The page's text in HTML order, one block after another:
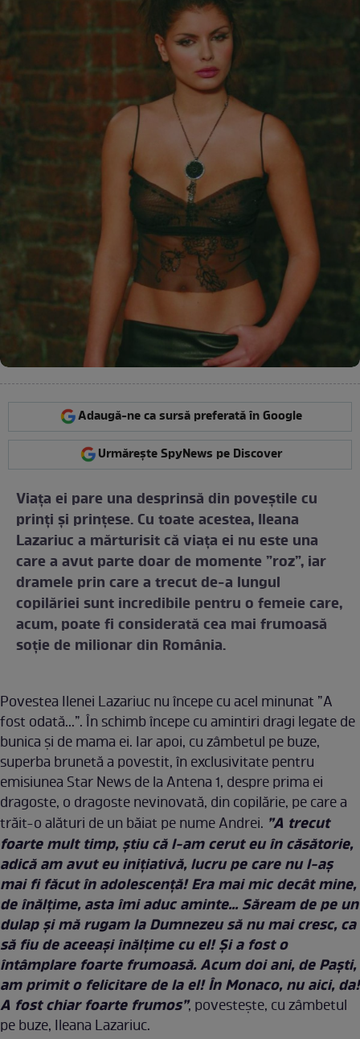
Adaugă-ne ca sursă preferată în Google
Urmărește SpyNews pe Discover
Viața ei pare una desprinsă din poveștile cu
prinți și prințese. Cu toate acestea, Ileana
Lazariuc a mărturisit că viața ei nu este una
care a avut parte doar de momente ”roz”, iar
dramele prin care a trecut de-a lungul
copilăriei sunt incredibile pentru o femeie care,
acum, poate fi considerată cea mai frumoasă
soție de milionar din România.
Povestea Ilenei Lazariuc nu începe cu acel minunat ”A
fost odată...”. În schimb începe cu amintiri dragi legate de
bunica și de mama ei. Iar apoi, cu zâmbetul pe buze,
superba brunetă a povestit, în exclusivitate pentru
emisiunea Star News de la Antena 1, despre prima ei
dragoste, o dragoste nevinovată, din copilărie, pe care a
trăit-o alături de un băiat pe nume Andrei. ”A trecut
foarte mult timp, ştiu că l-am cerut eu în căsătorie,
adică am avut eu iniţiativă, lucru pe care nu l-aş
mai fi făcut în adolescenţă! Era mai mic decât mine,
de înălţime, asta îmi aduc aminte... Săream de pe un
dulap şi mă rugam la Dumnezeu să nu mai cresc, ca
să fiu de aceeaşi înălţime cu el! Şi a fost o
întâmplare foarte frumoasă. Acum doi ani, de Paşti,
am primit o felicitare de la el! În Monaco, nu aici, da!
A fost chiar foarte frumos”, povestește, cu zâmbetul
pe buze, Ileana Lazariuc.